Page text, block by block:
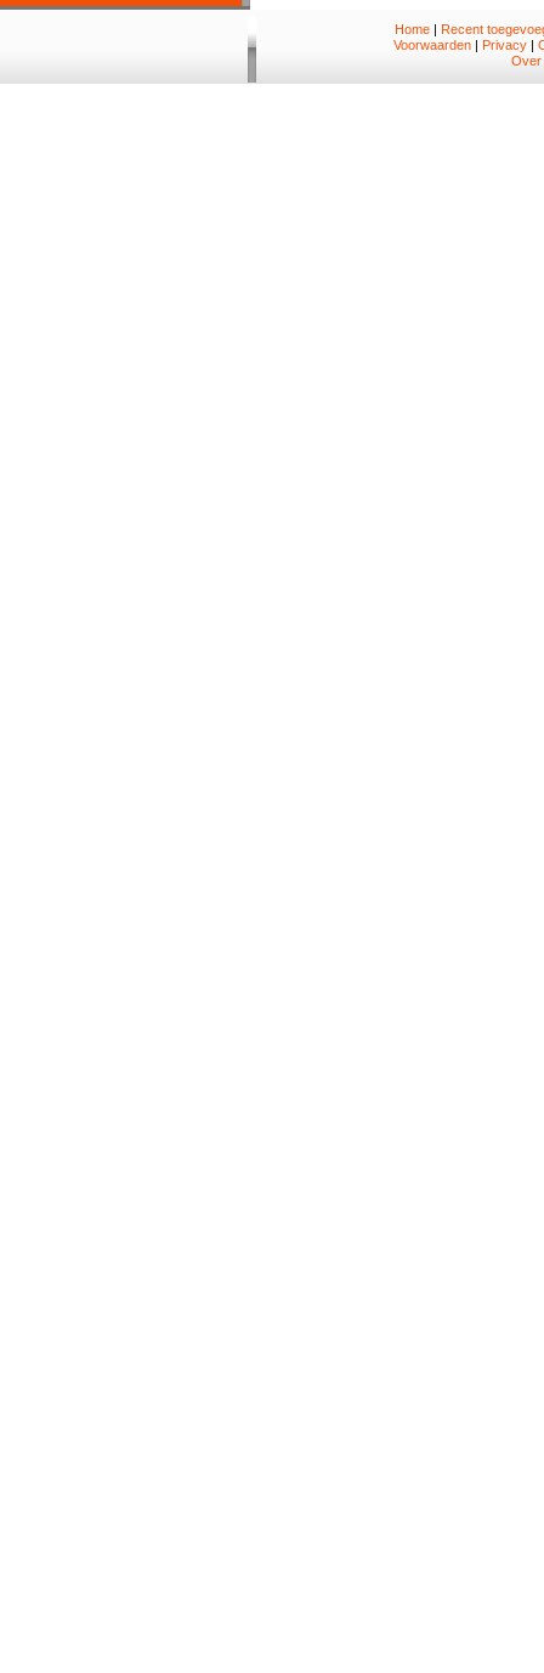
Home| Recent
Voorwaarden | Privacy |
Over